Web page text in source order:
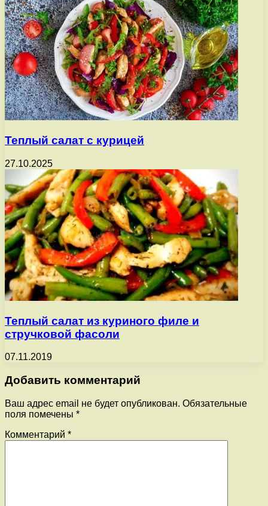
Теплый салат с курицей
27.10.2025
Теплый салат из куриного филе и
стручковой фасоли
07.11.2019
Добавить комментарий
Ваш адрес email не будет опубликован. Обязательные
поля помечены *
Комментарий *